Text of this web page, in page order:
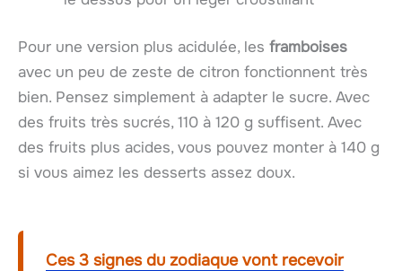
Pour une version plus acidulée, les framboises
avec un peu de zeste de citron fonctionnent très
bien. Pensez simplement à adapter le sucre. Avec
des fruits très sucrés, 110 à 120 g suffisent. Avec
des fruits plus acides, vous pouvez monter à 140 g
si vous aimez les desserts assez doux.
Ces 3 signes du zodiaque vont recevoir